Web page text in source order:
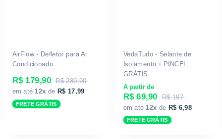
AirFlow - Defletor para Ar
Condicionado
R$ 179,90 R$ 289,90
em até 12x de R$ 17,99
FRETE GRÁTIS
VedaTudo - Selante de
Isolamento + PINCEL
GRÁTIS
A partir de
R$ 69,90
R$ 197
em até 12x de R$ 6,98
FRETE GRÁTIS